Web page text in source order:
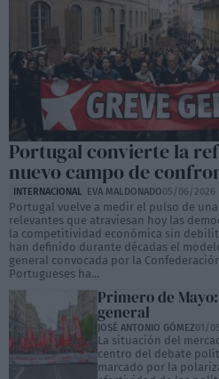
Portugal convierte la
nuevo campo de
INTERNACIONAL EVA MALDONADO05/06/2026
Portugal vuelve a medir el pulso de
relevantes que atraviesan hoy las
la competitividad económica sin
han definido durante décadas el
general convocada por la
Portugueses ha...
Primero de
general
JOSÉ ANTONIO GÓMEZ01/
La situación del
centro del debate
marcado por la